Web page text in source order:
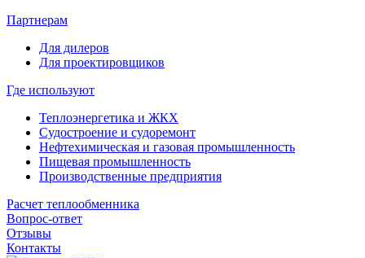
Партнерам
Для дилеров
Для проектировщиков
Где используют
Теплоэнергетика и ЖКХ
Судостроение и судоремонт
Нефтехимическая и газовая промышленность
Пищевая промышленность
Производственные предприятия
Расчет теплообменника
Вопрос-ответ
Отзывы
Контакты